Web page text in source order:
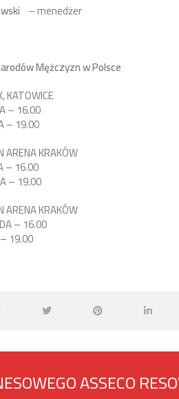
– menedżer
Mężczyzn w Polsce
KATOWICE
– 16.00
– 19.00
ARENA KRAKÓW
– 16.00
– 19.00
ARENA KRAKÓW
– 16.00
19.00
ASSECO